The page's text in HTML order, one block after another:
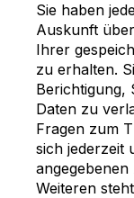
Sie haben
Auskunft
Ihrer
zu erhalten.
Berichtigung,
Daten zu
Fragen zum
sich jederzeit
Weiteren